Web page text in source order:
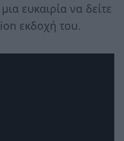
ευκαιρία να δείτε
εκδοχή του.